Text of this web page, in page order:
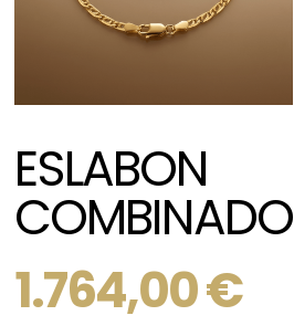
ESLABON
COMBINADO
1.764,00€